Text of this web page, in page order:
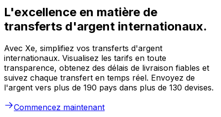
L'excellence en matière de
transferts d'argent internationaux.
Avec Xe, simplifiez vos transferts d'argent
internationaux. Visualisez les tarifs en toute
transparence, obtenez des délais de livraison fiables et
suivez chaque transfert en temps réel. Envoyez de
l'argent vers plus de 190 pays dans plus de 130 devises.
Commencez maintenant